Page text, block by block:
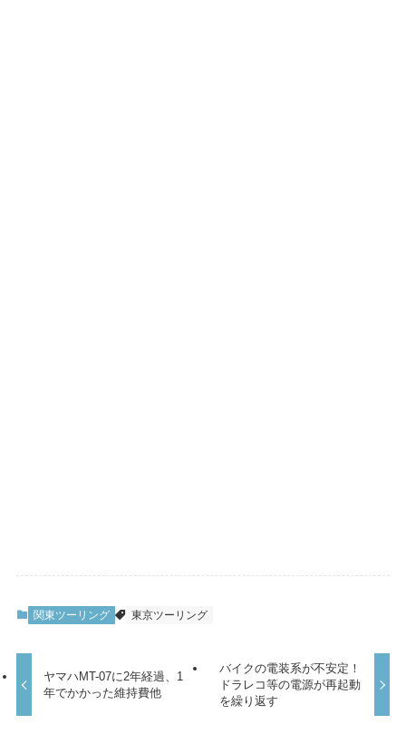
関東ツーリング 東京ツーリング
ヤマハMT-07に2年経過、1
年でかかった維持費他
バイクの電装系が不安定！
ドラレコ等の電源が再起動
を繰り返す